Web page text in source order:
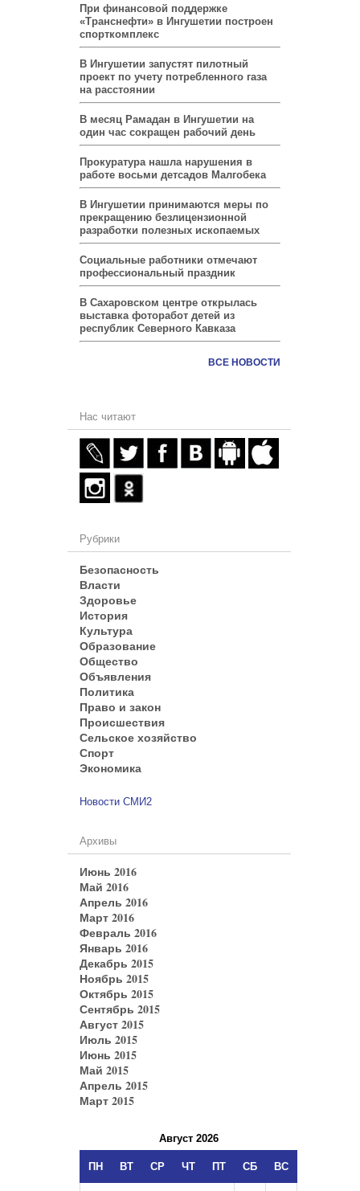
При финансовой поддержке
«Транснефти» в Ингушетии построен
спорткомплекс
В Ингушетии запустят пилотный
проект по учету потребленного газа
на расстоянии
В месяц Рамадан в Ингушетии на
один час сокращен рабочий день
Прокуратура нашла нарушения в
работе восьми детсадов Малгобека
В Ингушетии принимаются меры по
прекращению безлицензионной
разработки полезных ископаемых
Социальные работники отмечают
профессиональный праздник
В Сахаровском центре открылась
выставка фоторабот детей из
республик Северного Кавказа
ВСЕ НОВОСТИ
Нас читают
Рубрики
Безопасность
Власти
Здоровье
История
Культура
Образование
Общество
Объявления
Политика
Право и закон
Происшествия
Сельское хозяйство
Спорт
Экономика
Новости СМИ2
Архивы
Июнь 2016
Май 2016
Апрель 2016
Март 2016
Февраль 2016
Январь 2016
Декабрь 2015
Ноябрь 2015
Октябрь 2015
Сентябрь 2015
Август 2015
Июль 2015
Июнь 2015
Май 2015
Апрель 2015
Март 2015
Август 2026
ПН ВТ СР ЧТ ПТ СБ ВС